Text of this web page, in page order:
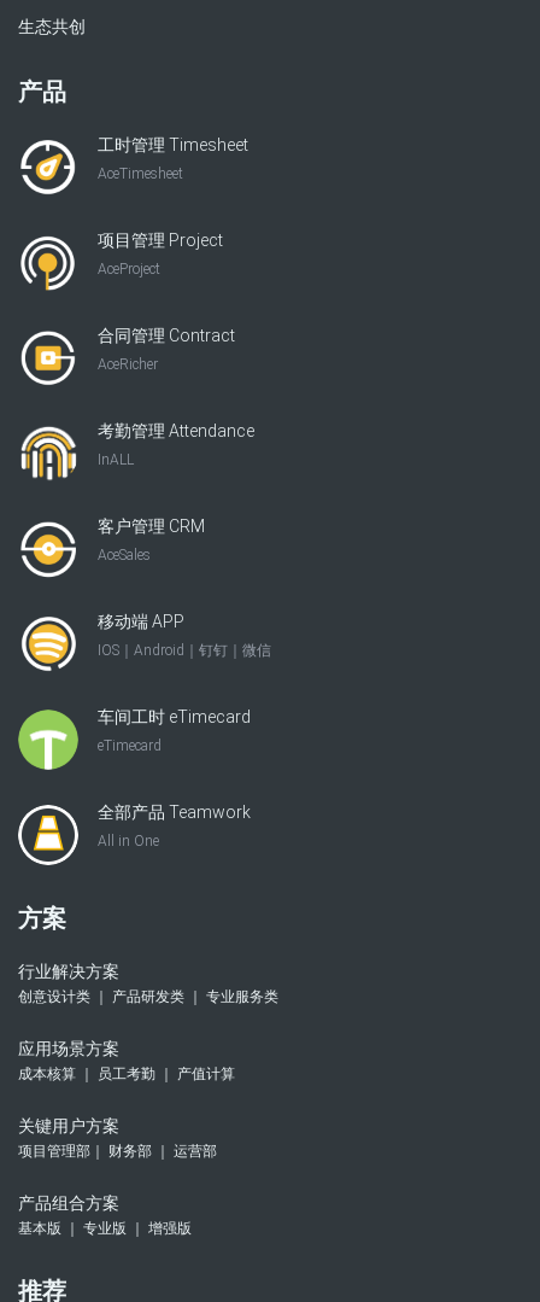
生态共创
产品
工时管理 Timesheet
AceTimesheet
项目管理 Project
AceProject
合同管理 Contract
AceRicher
考勤管理 Attendance
InALL
客户管理 CRM
AceSales
移动端 APP
IOS｜Android｜钉钉｜微信
车间工时 eTimecard
eTimecard
全部产品 Teamwork
All in One
方案
行业解决方案
创意设计类 ｜ 产品研发类 ｜ 专业服务类
应用场景方案
成本核算 ｜ 员工考勤 ｜ 产值计算
关键用户方案
项目管理部｜ 财务部 ｜ 运营部
产品组合方案
基本版 ｜ 专业版 ｜ 增强版
推荐